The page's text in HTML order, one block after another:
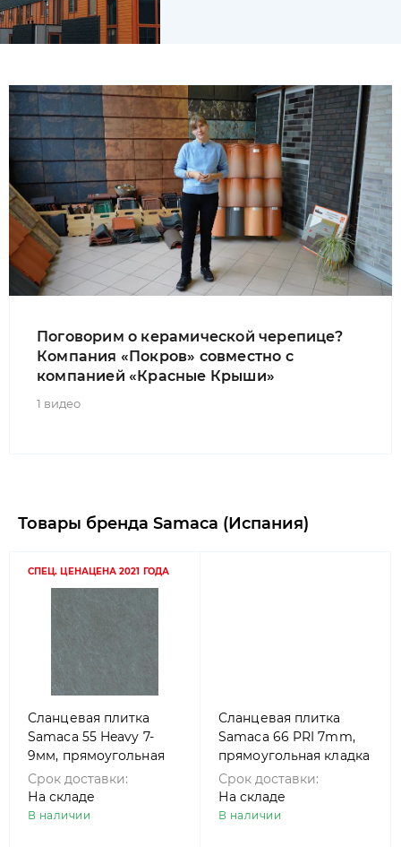
Поговорим о керамической черепице?
Компания «Покров» совместно с
компанией «Красные Крыши»
1 видео
Товары бренда Samaca (Испания)
СПЕЦ. ЦЕНАЦЕНА 2021 ГОДА
Сланцевая плитка
Samaca 55 Heavy 7-
9мм, прямоугольная
кладка
Срок доставки:
На складе
В наличии
Сланцевая плитка
Samaca 66 PRI 7mm,
прямоугольная кладка
Срок доставки:
На складе
В наличии